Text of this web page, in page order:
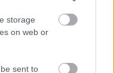
storage
on web or
sent to
segítheti